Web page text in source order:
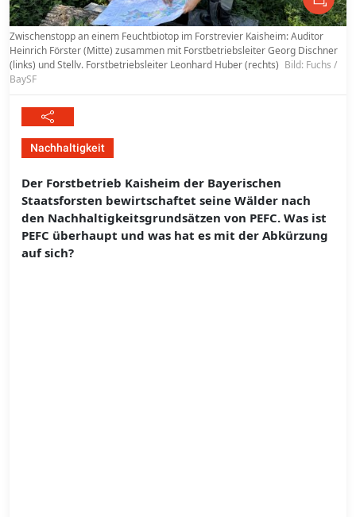
Zwischenstopp an einem Feuchtbiotop im Forstrevier Kaisheim: Auditor
Heinrich Förster (Mitte) zusammen mit Forstbetriebsleiter Georg Dischner
(links) und Stellv. Forstbetriebsleiter Leonhard Huber (rechts) Bild: Fuchs /
BaySF
Nachhaltigkeit
Der Forstbetrieb Kaisheim der Bayerischen
Staatsforsten bewirtschaftet seine Wälder nach
den Nachhaltigkeitsgrundsätzen von PEFC. Was ist
PEFC überhaupt und was hat es mit der Abkürzung
auf sich?